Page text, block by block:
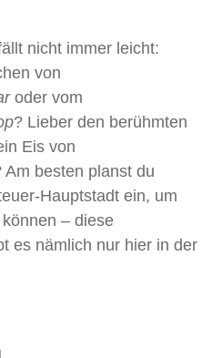
nicht immer leicht:
von
oder vom
? Lieber den berühmten
Eis von
Am besten planst du
ein, um
– diese
es nämlich nur hier in der